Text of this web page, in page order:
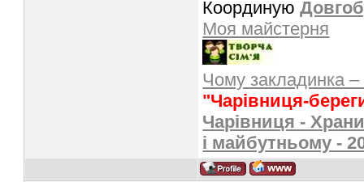
Координую
Моя майстерня
Чому закладинка
"Чарівниця-
Чарівниця -
і майбутньому -